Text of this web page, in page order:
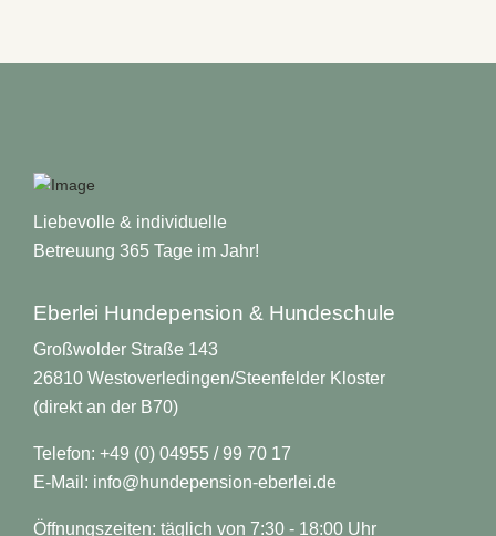
Liebevolle & individuelle
Betreuung 365 Tage im Jahr!
Eberlei Hundepension & Hundeschule
Großwolder Straße 143
26810 Westoverledingen/Steenfelder Kloster
(direkt an der B70)
Telefon: +49 (0) 04955 / 99 70 17
E-Mail: info@hundepension-eberlei.de
Öffnungszeiten: täglich von 7:30 - 18:00 Uhr